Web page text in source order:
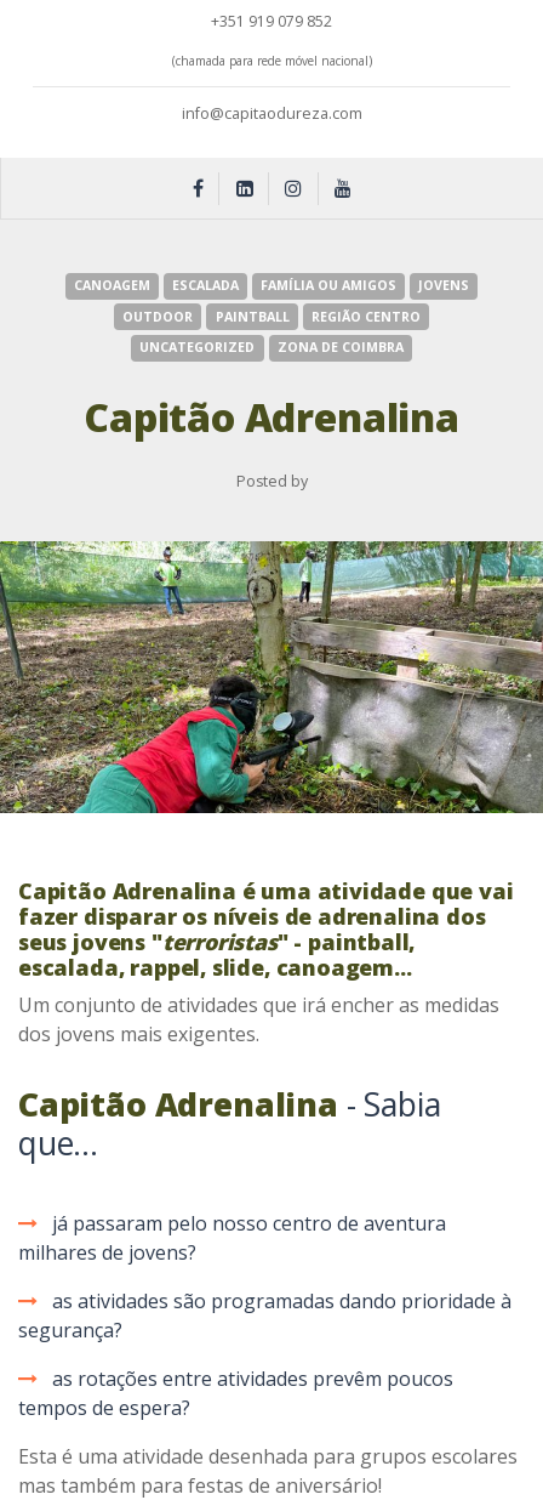
+351 919 079 852
(chamada para rede móvel nacional)
info@capitaodureza.com
CANOAGEM ESCALADA FAMÍLIA OU AMIGOS
JOVENS
OUTDOOR
PAINTBALL
REGIÃO CENTRO
UNCATEGORIZED
ZONA DE COIMBRA
Capitão Adrenalina
Posted by
Capitão Adrenalina é uma atividade que vai
fazer disparar os níveis de adrenalina dos
seus jovens "terroristas" - paintball,
escalada, rappel, slide, canoagem...
Um conjunto de atividades que irá encher as medidas
dos jovens mais exigentes.
Capitão Adrenalina - Sabia
que...
já passaram pelo nosso centro de aventura
milhares de jovens?
as atividades são programadas dando prioridade à
segurança?
as rotações entre atividades prevêm poucos
tempos de espera?
Esta é uma atividade desenhada para grupos escolares
mas também para festas de aniversário!